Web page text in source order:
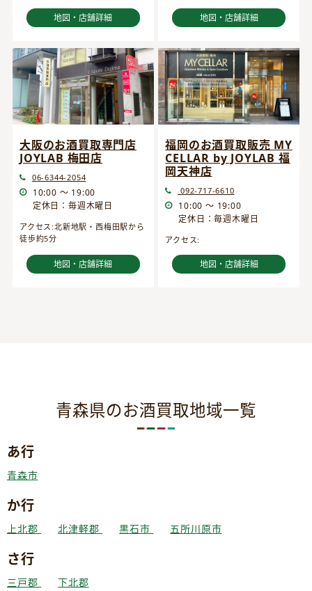
地図・店舗詳細 地図・店舗詳細
大阪のお酒買取専門店
JOYLAB 梅田店
06-6344-2054
10:00 ～ 19:00
定休日：毎週木曜日
アクセス:北新地駅・西梅田駅から
徒歩約5分
地図・店舗詳細
福岡のお酒買取販売 MY
CELLAR by JOYLAB 福
岡天神店
092-717-6610
10:00 ～ 19:00
定休日：毎週木曜日
アクセス:
地図・店舗詳細
青森県のお酒買取地域一覧
あ行
青森市
か行
上北郡 北津軽郡 黒石市 五所川原市
さ行
三戸郡 下北郡